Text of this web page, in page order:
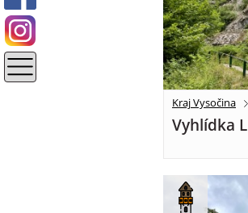
Kraj Vysočina
Vyhlídka